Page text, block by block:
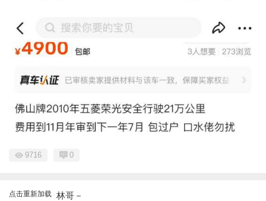
9716 0
点击重新加载 林哥－